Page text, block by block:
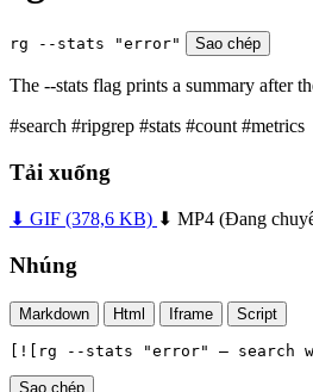
rg --stats "error" Sao chép
The --stats flag prints a summary after
#search #ripgrep #stats #count #metrics
Tải xuống
⬇ GIF (378,6 KB) ⬇ MP4 (Đang
Nhúng
Markdown Html Iframe Script
[![rg --stats "error" — search
Sao chép